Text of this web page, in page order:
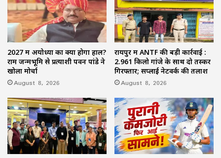
2027 में अयोध्या का क्या होगा हाल?
राम जन्मभूमि से प्रत्याशी पवन पांडे ने
खोला मोर्चा
August 8, 2026
रायपुर में ANTF की बड़ी कार्रवाई :
2.961 किलो गांजे के साथ दो तस्कर
गिरफ्तार; सप्लाई नेटवर्क की तलाश
August 8, 2026